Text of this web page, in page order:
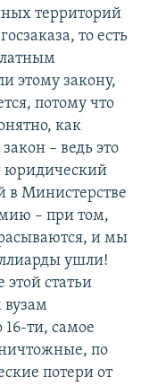
территорий
то есть
этому закону,
потому что
как
– ведь это
юридический
в Министерстве
– при том,
и мы
ушли!
статьи
ти, самое
по
потери от